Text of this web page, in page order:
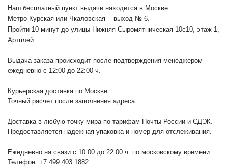
Наш бесплатный пункт выдачи находится в Москве.
Метро Курская или Чкаловская - выход № 6.
Пройти 10 минут до улицы Нижняя Сыромятническая 10с10, этаж 1,
Артплей.
Выдача заказа происходит после подтверждения менеджером
ежедневно с 12:00 до 22:00 ч.
Курьерская доставка по Москве:
Точный расчет после заполнения адреса.
Доставка в любую точку мира по тарифам Почты России и СДЭК.
Предоставляется надежная упаковка и номер для отслеживания.
Ежедневно на связи с 10:00 до 22:00 ч. по московскому времени.
Телефон: +7 499 403 1882